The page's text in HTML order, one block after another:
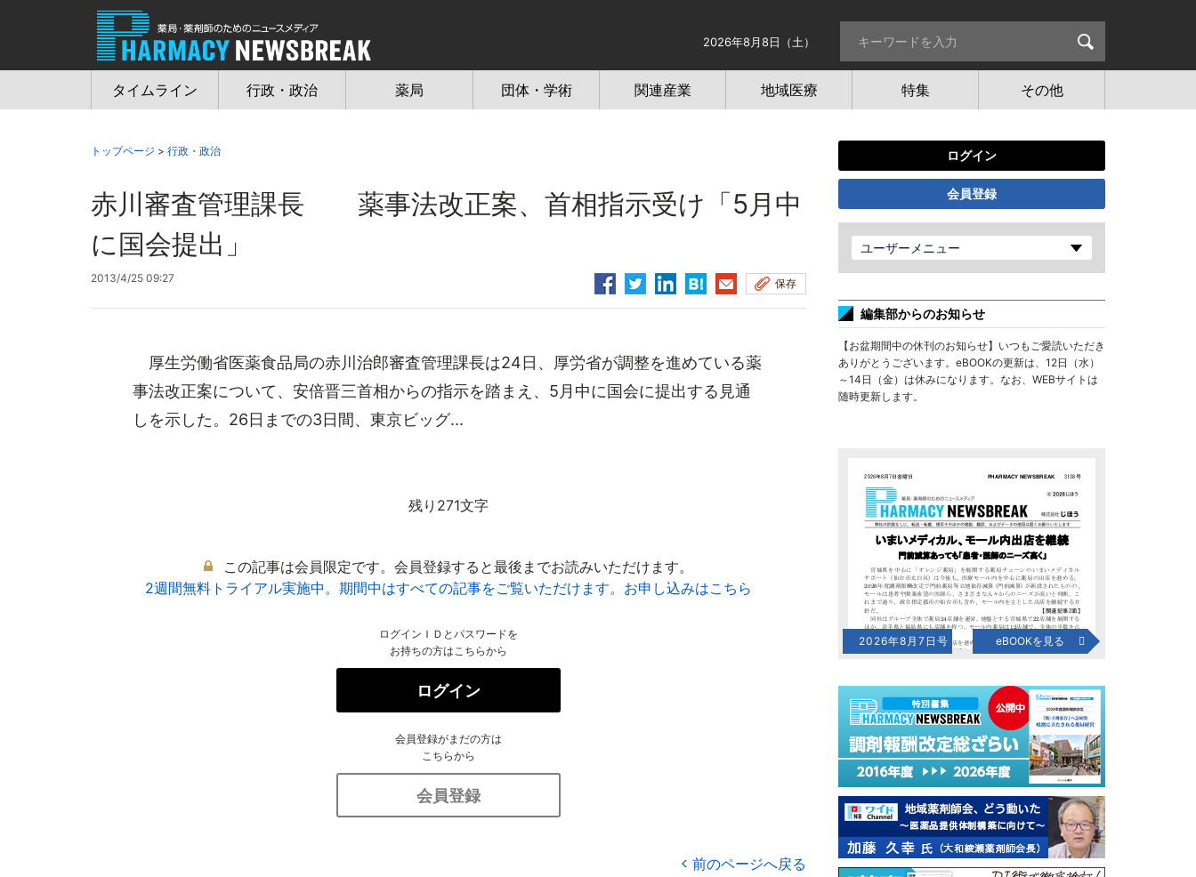
2026年8月8日（土）
タイムライン 行政・政治 薬局 団体・学術 関連産業 地域医療 特集 その他
トップページ > 行政・政治
赤川審査管理課長 薬事法改正案、首相指示受け「5月中
に国会提出」
2013/4/25 09:27 保存
厚生労働省医薬食品局の赤川治郎審査管理課長は24日、厚労省が調整を進めている薬
事法改正案について、安倍晋三首相からの指示を踏まえ、5月中に国会に提出する見通
しを示した。26日までの3日間、東京ビッグ...
残り271文字
この記事は会員限定です。会員登録すると最後までお読みいただけます。
2週間無料トライアル実施中。期間中はすべての記事をご覧いただけます。お申し込みはこちら
ログインＩＤとパスワードを
お持ちの方はこちらから
ログイン
会員登録がまだの方は
こちらから
会員登録
前のページへ戻る
ログイン
会員登録
ユーザーメニュー
編集部からのお知らせ
【お盆期間中の休刊のお知らせ】いつもご愛読いただき
ありがとうございます。eBOOKの更新は、12日（水）
～14日（金）は休みになります。なお、WEBサイトは
随時更新します。
2026年8月7日号 eBOOKを見る